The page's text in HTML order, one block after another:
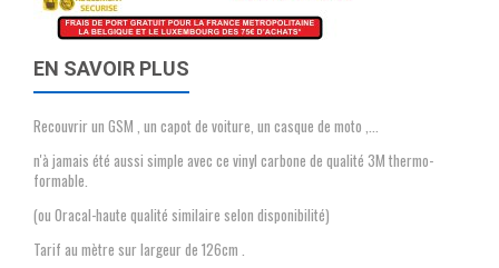
EN SAVOIR PLUS
Recouvrir un GSM , un capot de voiture, un casque de moto ,...
n'à jamais été aussi simple avec ce vinyl carbone de qualité 3M thermo-
formable.
(ou Oracal-haute qualité similaire selon disponibilité)
Tarif au mètre sur largeur de 126cm .